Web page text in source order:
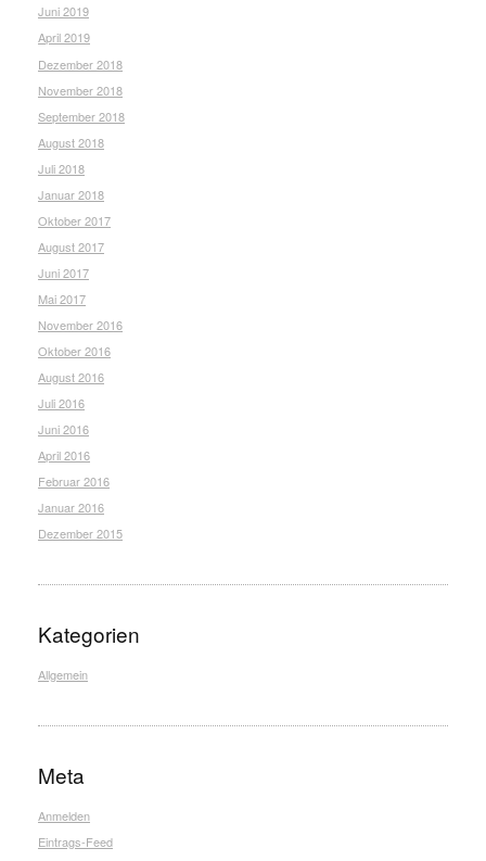
Juni 2019
April 2019
Dezember 2018
November 2018
September 2018
August 2018
Juli 2018
Januar 2018
Oktober 2017
August 2017
Juni 2017
Mai 2017
November 2016
Oktober 2016
August 2016
Juli 2016
Juni 2016
April 2016
Februar 2016
Januar 2016
Dezember 2015
Kategorien
Allgemein
Meta
Anmelden
Eintrags-Feed